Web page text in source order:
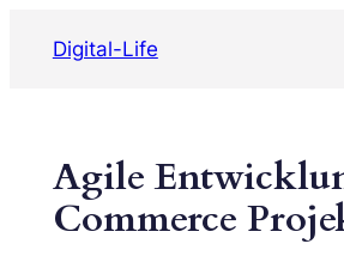
InhaltDigital-Life
Agile
Commerce